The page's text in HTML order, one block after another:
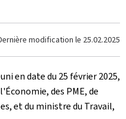
modification le 25.02.2025
en date du 25 février 2025,
des PME, de
et du ministre du Travail,